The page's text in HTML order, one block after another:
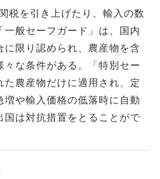
税を引き上げたり、輸入の数
般セーフガード」は、国内
限り認められ、農産物を含
な条件がある。「特別セー
農産物だけに適用され、定
や輸入価格の低落時に自動
は対抗措置をとることがで